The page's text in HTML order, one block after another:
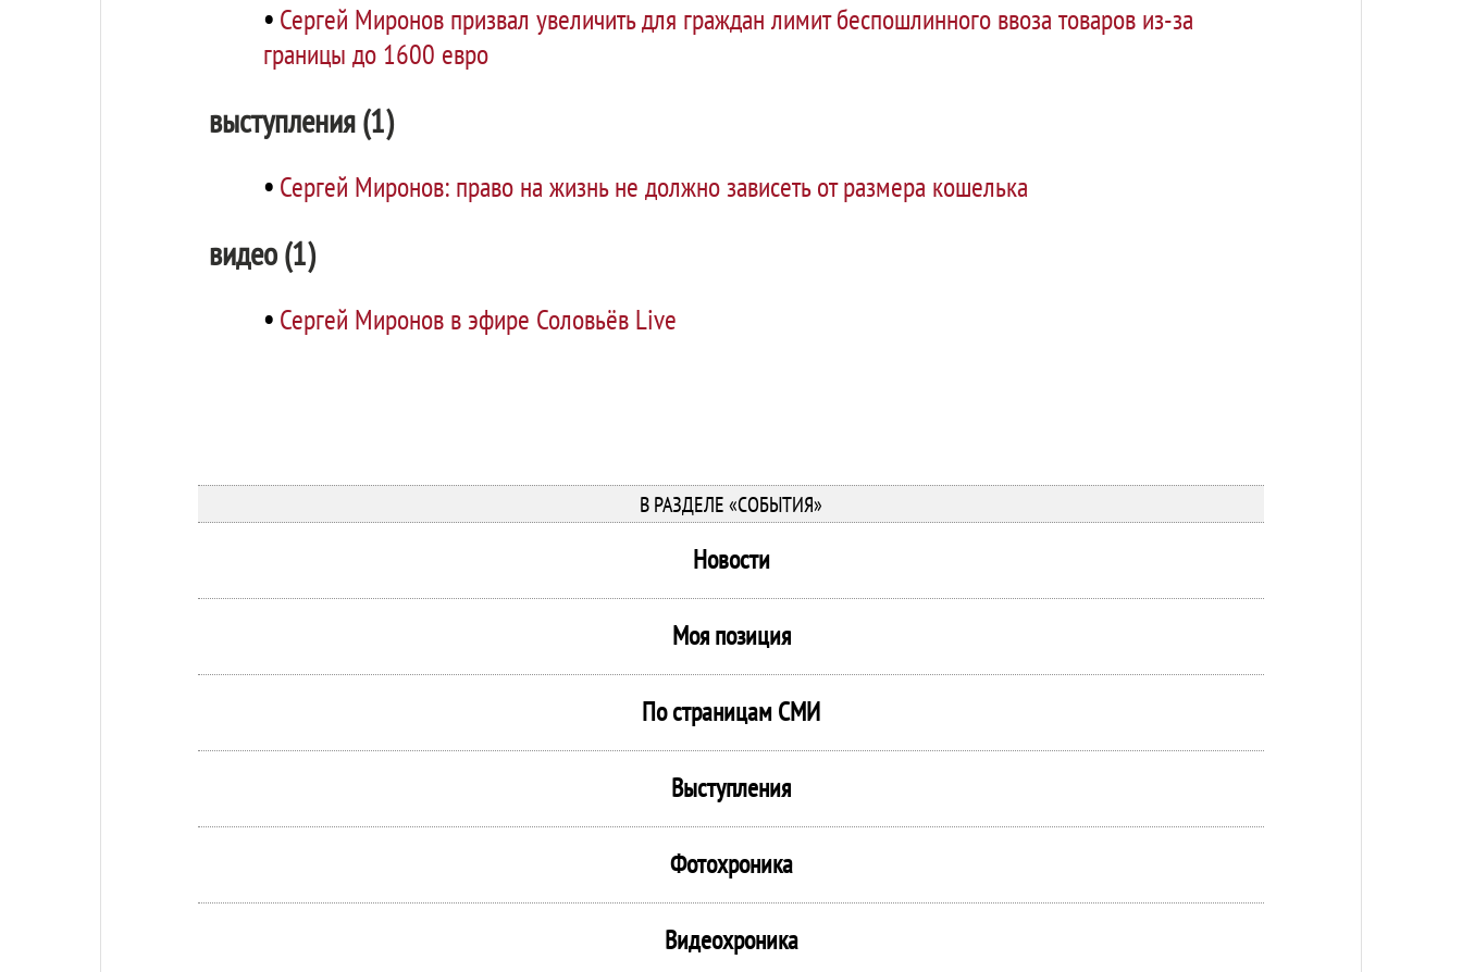
• Сергей Миронов призвал увеличить для граждан лимит беспошлинного ввоза товаров из-за
границы до 1600 евро
выступления (1)
• Сергей Миронов: право на жизнь не должно зависеть от размера кошелька
видео (1)
• Сергей Миронов в эфире Соловьёв Live
В РАЗДЕЛЕ «СОБЫТИЯ»
Новости
Моя позиция
По страницам СМИ
Выступления
Фотохроника
Видеохроника